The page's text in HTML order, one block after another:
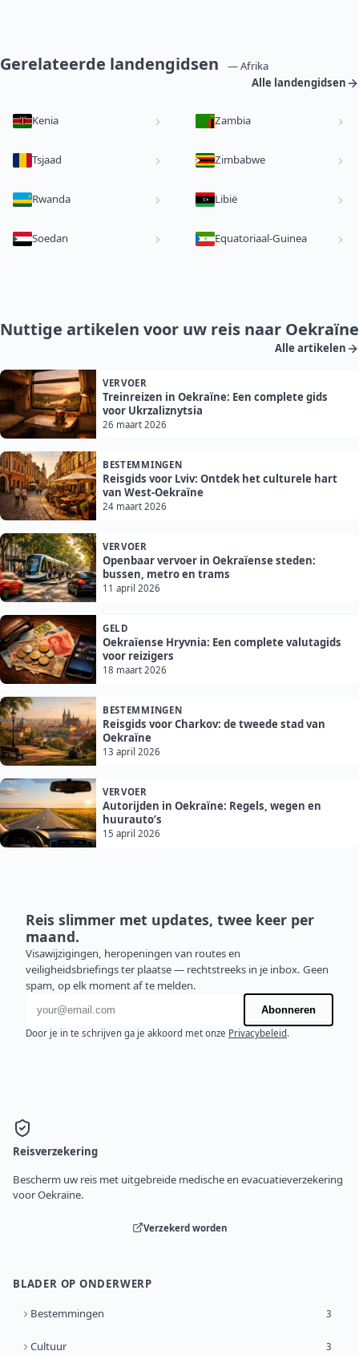
Gerelateerde landengidsen
— Afrika
Alle landengidsen
Kenia Zambia
Tsjaad Zimbabwe
Rwanda Libië
Soedan Equatoriaal-Guinea
Nuttige artikelen voor uw reis naar Oekraïne
Alle artikelen
VERVOER
Treinreizen in Oekraïne: Een complete gids
voor Ukrzaliznytsia
26 maart 2026
BESTEMMINGEN
Reisgids voor Lviv: Ontdek het culturele hart
van West-Oekraïne
24 maart 2026
VERVOER
Openbaar vervoer in Oekraïense steden:
bussen, metro en trams
11 april 2026
GELD
Oekraïense Hryvnia: Een complete valutagids
voor reizigers
18 maart 2026
BESTEMMINGEN
Reisgids voor Charkov: de tweede stad van
Oekraïne
13 april 2026
VERVOER
Autorijden in Oekraïne: Regels, wegen en
huurauto’s
15 april 2026
Reis slimmer met updates, twee keer per
maand.
Visawijzigingen, heropeningen van routes en
veiligheidsbriefings ter plaatse — rechtstreeks in je inbox. Geen
spam, op elk moment af te melden.
E-mailadres
Abonneren
Door je in te schrijven ga je akkoord met onze Privacybeleid.
Reisverzekering
Bescherm uw reis met uitgebreide medische en evacuatieverzekering
voor Oekraïne.
Verzekerd worden
BLADER OP ONDERWERP
Bestemmingen 3
Cultuur 3